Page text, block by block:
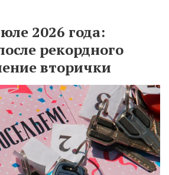
2026 года:
рекордного
вторички